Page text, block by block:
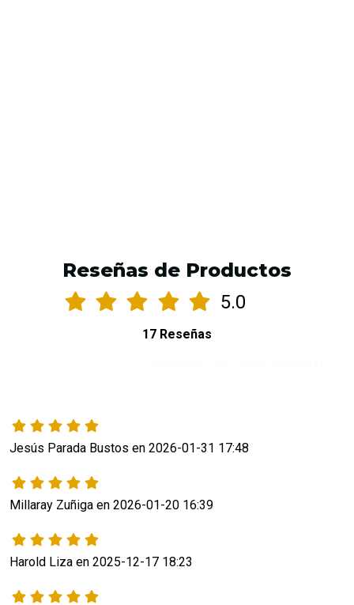
Reseñas de Productos
5.0
17 Reseñas
Jesús Parada Bustos en 2026-01-31 17:48
Millaray Zuñiga en 2026-01-20 16:39
Harold Liza en 2025-12-17 18:23